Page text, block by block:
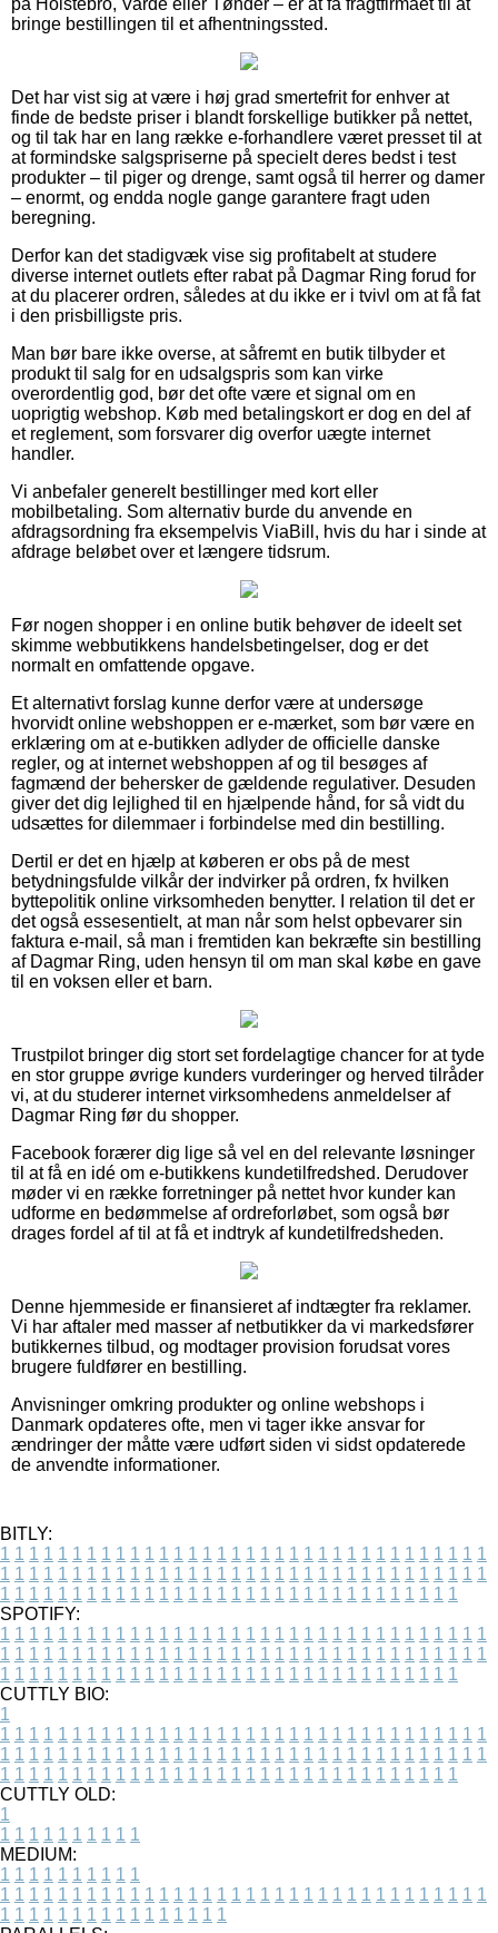
bringe bestillingen til et afhentningssted.
Det har vist sig at være i høj grad smertefrit for enhver at
finde de bedste priser i blandt forskellige butikker på nettet,
og til tak har en lang række e-forhandlere været presset til at
at formindske salgspriserne på specielt deres bedst i test
produkter – til piger og drenge, samt også til herrer og damer
– enormt, og endda nogle gange garantere fragt uden
beregning.
Derfor kan det stadigvæk vise sig profitabelt at studere
diverse internet outlets efter rabat på Dagmar Ring forud for
at du placerer ordren, således at du ikke er i tvivl om at få fat
i den prisbilligste pris.
Man bør bare ikke overse, at såfremt en butik tilbyder et
produkt til salg for en udsalgspris som kan virke
overordentlig god, bør det ofte være et signal om en
uoprigtig webshop. Køb med betalingskort er dog en del af
et reglement, som forsvarer dig overfor uægte internet
handler.
Vi anbefaler generelt bestillinger med kort eller
mobilbetaling. Som alternativ burde du anvende en
afdragsordning fra eksempelvis ViaBill, hvis du har i sinde at
afdrage beløbet over et længere tidsrum.
Før nogen shopper i en online butik behøver de ideelt set
skimme webbutikkens handelsbetingelser, dog er det
normalt en omfattende opgave.
Et alternativt forslag kunne derfor være at undersøge
hvorvidt online webshoppen er e-mærket, som bør være en
erklæring om at e-butikken adlyder de officielle danske
regler, og at internet webshoppen af og til besøges af
fagmænd der behersker de gældende regulativer. Desuden
giver det dig lejlighed til en hjælpende hånd, for så vidt du
udsættes for dilemmaer i forbindelse med din bestilling.
Dertil er det en hjælp at køberen er obs på de mest
betydningsfulde vilkår der indvirker på ordren, fx hvilken
byttepolitik online virksomheden benytter. I relation til det er
det også essesentielt, at man når som helst opbevarer sin
faktura e-mail, så man i fremtiden kan bekræfte sin bestilling
af Dagmar Ring, uden hensyn til om man skal købe en gave
til en voksen eller et barn.
Trustpilot bringer dig stort set fordelagtige chancer for at tyde
en stor gruppe øvrige kunders vurderinger og herved tilråder
vi, at du studerer internet virksomhedens anmeldelser af
Dagmar Ring før du shopper.
Facebook forærer dig lige så vel en del relevante løsninger
til at få en idé om e-butikkens kundetilfredshed. Derudover
møder vi en række forretninger på nettet hvor kunder kan
udforme en bedømmelse af ordreforløbet, som også bør
drages fordel af til at få et indtryk af kundetilfredsheden.
Denne hjemmeside er finansieret af indtægter fra reklamer.
Vi har aftaler med masser af netbutikker da vi markedsfører
butikkernes tilbud, og modtager provision forudsat vores
brugere fuldfører en bestilling.
Anvisninger omkring produkter og online webshops i
Danmark opdateres ofte, men vi tager ikke ansvar for
ændringer der måtte være udført siden vi sidst opdaterede
de anvendte informationer.
BITLY:
1 1 1 1 1 1 1 1 1 1 1 1 1 1 1 1 1 1 1 1 1 1 1 1 1 1 1 1 1 1 1 1 1 1
1 1 1 1 1 1 1 1 1 1 1 1 1 1 1 1 1 1 1 1 1 1 1 1 1 1 1 1 1 1 1 1 1 1
1 1 1 1 1 1 1 1 1 1 1 1 1 1 1 1 1 1 1 1 1 1 1 1 1 1 1 1 1 1 1 1
SPOTIFY:
1 1 1 1 1 1 1 1 1 1 1 1 1 1 1 1 1 1 1 1 1 1 1 1 1 1 1 1 1 1 1 1 1 1
1 1 1 1 1 1 1 1 1 1 1 1 1 1 1 1 1 1 1 1 1 1 1 1 1 1 1 1 1 1 1 1 1 1
1 1 1 1 1 1 1 1 1 1 1 1 1 1 1 1 1 1 1 1 1 1 1 1 1 1 1 1 1 1 1 1
CUTTLY BIO:
1
1 1 1 1 1 1 1 1 1 1 1 1 1 1 1 1 1 1 1 1 1 1 1 1 1 1 1 1 1 1 1 1 1 1
1 1 1 1 1 1 1 1 1 1 1 1 1 1 1 1 1 1 1 1 1 1 1 1 1 1 1 1 1 1 1 1 1 1
1 1 1 1 1 1 1 1 1 1 1 1 1 1 1 1 1 1 1 1 1 1 1 1 1 1 1 1 1 1 1 1
CUTTLY OLD:
1
1 1 1 1 1 1 1 1 1 1
MEDIUM:
1 1 1 1 1 1 1 1 1 1
1 1 1 1 1 1 1 1 1 1 1 1 1 1 1 1 1 1 1 1 1 1 1 1 1 1 1 1 1 1 1 1 1 1
1 1 1 1 1 1 1 1 1 1 1 1 1 1 1 1